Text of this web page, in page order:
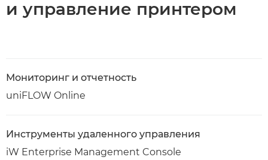
и управление принтером
Мониторинг и отчетность
uniFLOW Online
Инструменты удаленного управления
iW Enterprise Management Console